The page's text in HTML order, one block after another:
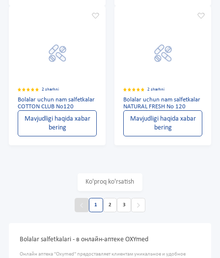
2 sharhni
Bolalar uchun nam salfetkalar
COTTON CLUB No120
Mavjudligi haqida xabar
bering
2 sharhni
Bolalar uchun nam salfetkalar
NATURAL FRESH No 120
Mavjudligi haqida xabar
bering
Ko'proq ko'rsatish
1 2 3
Bolalar salfetkalari - в онлайн-аптеке OXYmed
Онлайн аптека "Oxymed" предоставляет клиентам уникальное и удобное